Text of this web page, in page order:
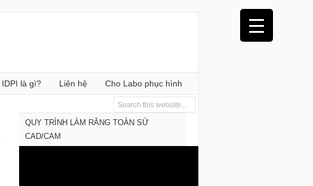
IDPI là gì? Liên hệ Cho Labo phục hình
QUY TRÌNH LÀM RĂNG TOÀN SỨ
CAD/CAM